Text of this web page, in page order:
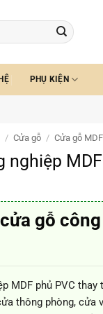
PHỤ KIỆN
/ Cửa gỗ / Cửa gỗ
nghiệp
gỗ
MDF phủ PVC
thông phòng, cửa